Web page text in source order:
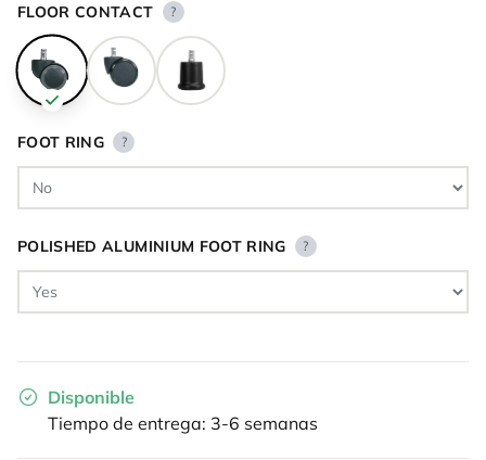
FLOOR CONTACT ?
FOOT RING ?
POLISHED ALUMINIUM FOOT RING ?
Disponible
Tiempo de entrega: 3-6 semanas